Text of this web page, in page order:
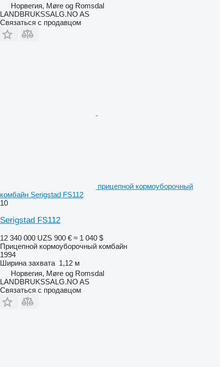
Норвегия, Møre og Romsdal
LANDBRUKSSALG.NO AS
Связаться с продавцом
прицепной кормоуборочный
комбайн Serigstad FS112
10
Serigstad FS112
12 340 000 UZS 900 € ≈ 1 040 $
Прицепной кормоуборочный комбайн
1994
Ширина захвата 1,12 м
Норвегия, Møre og Romsdal
LANDBRUKSSALG.NO AS
Связаться с продавцом